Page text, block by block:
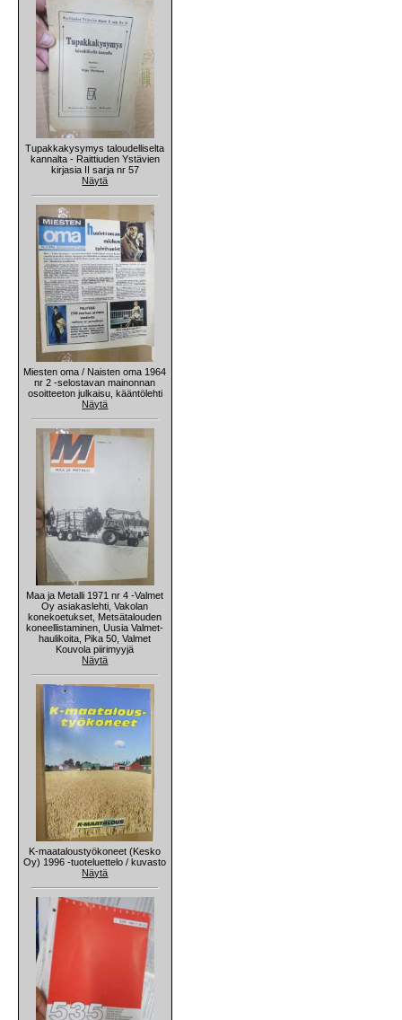
Tupakkakysymys taloudelliselta
kannalta - Raittiuden Ystävien
kirjasia II sarja nr 57
Näytä
Miesten oma / Naisten oma 1964
nr 2 -selostavan mainonnan
osoitteeton julkaisu, kääntölehti
Näytä
Maa ja Metalli 1971 nr 4 -Valmet
Oy asiakaslehti, Vakolan
konekoetukset, Metsätalouden
koneellistaminen, Uusia Valmet-
haulikoita, Pika 50, Valmet
Kouvola piirimyyjä
Näytä
K-maataloustyökoneet (Kesko
Oy) 1996 -tuoteluettelo / kuvasto
Näytä